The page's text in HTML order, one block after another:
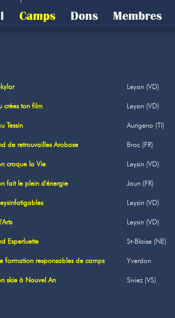
Camps Dons Membres
Leysin (VD)
crées ton film Leysin (VD)
Tessin Aurigeno (TI)
de retrouvailles Arobase Broc (FR)
croque la Vie Leysin (VD)
fait le plein d'énergie Jaun (FR)
Leysin (VD)
Leysin (VD)
Esperluette St-Blaise (NE)
formation responsables de camps Yverdon
skie à Nouvel An Siviez (VS)